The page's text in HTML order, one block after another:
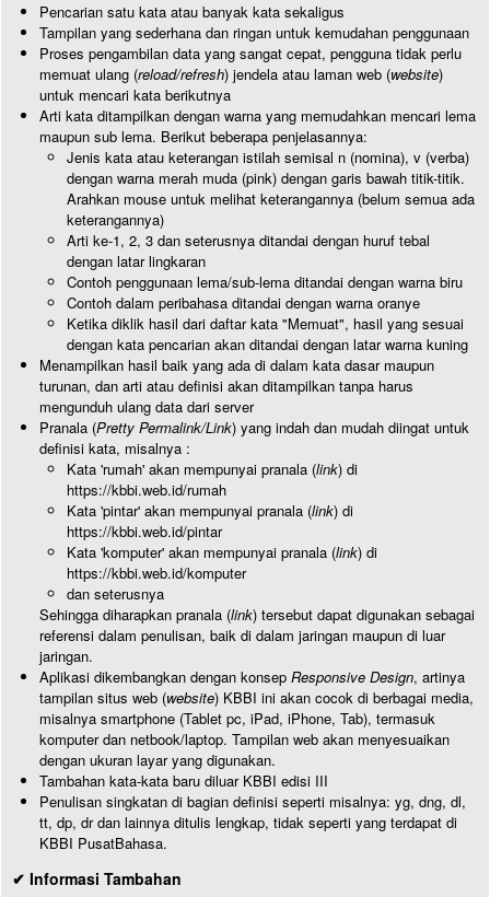
Pencarian satu kata atau banyak kata sekaligus
Tampilan yang sederhana dan ringan untuk kemudahan penggunaan
Proses pengambilan data yang sangat cepat, pengguna tidak perlu
memuat ulang (reload/refresh) jendela atau laman web (website)
untuk mencari kata berikutnya
Arti kata ditampilkan dengan warna yang memudahkan mencari lema
maupun sub lema. Berikut beberapa penjelasannya:
Jenis kata atau keterangan istilah semisal n (nomina), v (verba)
dengan warna merah muda (pink) dengan garis bawah titik-titik.
Arahkan mouse untuk melihat keterangannya (belum semua ada
keterangannya)
Arti ke-1, 2, 3 dan seterusnya ditandai dengan huruf tebal
dengan latar lingkaran
Contoh penggunaan lema/sub-lema ditandai dengan warna biru
Contoh dalam peribahasa ditandai dengan warna oranye
Ketika diklik hasil dari daftar kata "Memuat", hasil yang sesuai
dengan kata pencarian akan ditandai dengan latar warna kuning
Menampilkan hasil baik yang ada di dalam kata dasar maupun
turunan, dan arti atau definisi akan ditampilkan tanpa harus
mengunduh ulang data dari server
Pranala (Pretty Permalink/Link) yang indah dan mudah diingat untuk
definisi kata, misalnya :
Kata 'rumah' akan mempunyai pranala (link) di
https://kbbi.web.id/rumah
Kata 'pintar' akan mempunyai pranala (link) di
https://kbbi.web.id/pintar
Kata 'komputer' akan mempunyai pranala (link) di
https://kbbi.web.id/komputer
dan seterusnya
Sehingga diharapkan pranala (link) tersebut dapat digunakan sebagai
referensi dalam penulisan, baik di dalam jaringan maupun di luar
jaringan.
Aplikasi dikembangkan dengan konsep Responsive Design, artinya
tampilan situs web (website) KBBI ini akan cocok di berbagai media,
misalnya smartphone (Tablet pc, iPad, iPhone, Tab), termasuk
komputer dan netbook/laptop. Tampilan web akan menyesuaikan
dengan ukuran layar yang digunakan.
Tambahan kata-kata baru diluar KBBI edisi III
Penulisan singkatan di bagian definisi seperti misalnya: yg, dng, dl,
tt, dp, dr dan lainnya ditulis lengkap, tidak seperti yang terdapat di
KBBI PusatBahasa.
✔ Informasi Tambahan